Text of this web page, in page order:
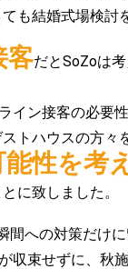
も結婚式場検討
客だとSoZoは考
イン接客の必要性
トハウスの方々
性を考
に致しました。
への対策だけに
収束せずに、秋